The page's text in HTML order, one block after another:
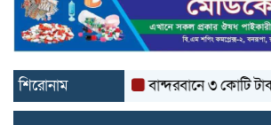
শিরোনাম বান্দরবানে ৩ কোটি টাকার